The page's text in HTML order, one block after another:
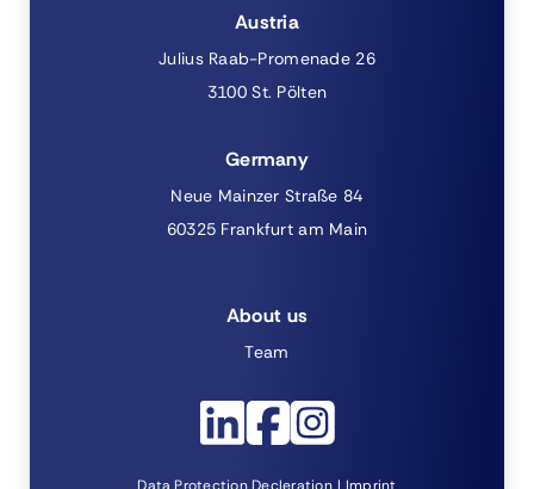
Austria
Julius Raab-Promenade 26
3100 St. Pölten
Germany
Neue Mainzer Straße 84
60325 Frankfurt am Main
About us
Team
Data Protection Decleration Imprint